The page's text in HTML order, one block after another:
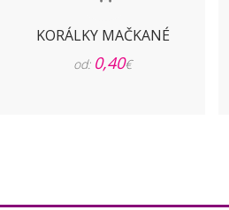
KORÁLKY MAČKANÉ
od: 0,40€